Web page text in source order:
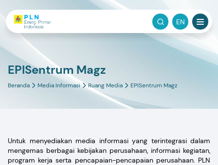
EN
EPISentrum Magz
Beranda Media Informasi Ruang Media EPISentrum Magz
Untuk menyediakan media informasi yang terintegrasi dalam
mengemas berbagai kebijakan perusahaan, informasi kegiatan,
program kerja serta pencapaian-pencapaian perusahaan. PLN